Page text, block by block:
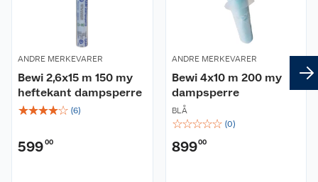
ANDRE MERKEVARER
Bewi 2,6x15 m 150 my
heftekant dampsperre
☆☆☆☆☆ (6)
59900
ANDRE MERKEVARER
Bewi 4x10 m 200 my
dampsperre
BLÅ
☆☆☆☆☆ (0)
89900
Retur- og angrerett
Reklamasjon
Kjøpsvilkår
Personvern
Lavprisløfte
Hageinspirasjon
Oppussing med utemaling